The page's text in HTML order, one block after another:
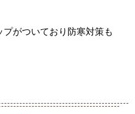
がついており防寒対策も